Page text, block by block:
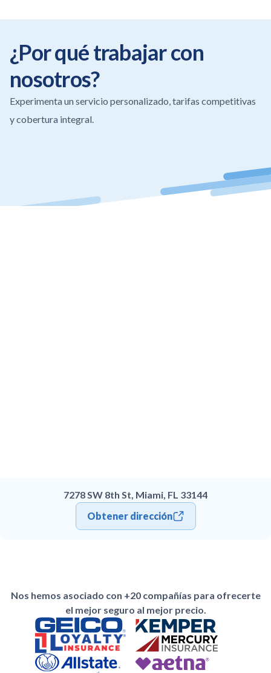
¿Por qué trabajar con
nosotros?
Experimenta un servicio personalizado, tarifas competitivas
y cobertura integral.
7278 SW 8th St, Miami, FL 33144
Obtener dirección
Nos hemos asociado con +20 compañías para ofrecerte
el mejor seguro al mejor precio.